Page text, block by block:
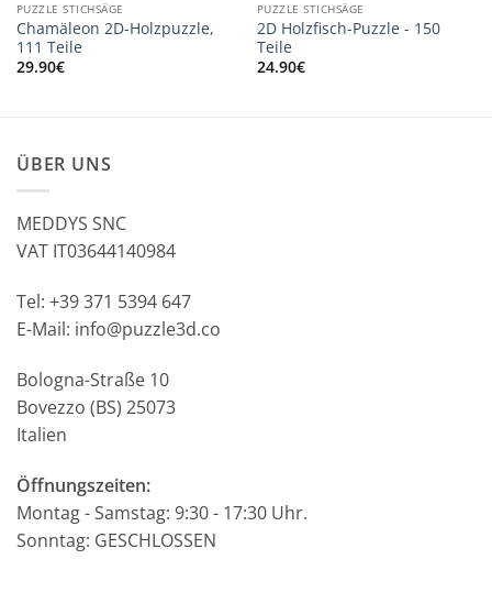
PUZZLE STICHSÄGE
Chamäleon 2D-Holzpuzzle,
111 Teile
29.90€
PUZZLE STICHSÄGE
2D Holzfisch-Puzzle - 150
Teile
24.90€
ÜBER UNS
MEDDYS SNC
VAT IT03644140984
Tel: +39 371 5394 647
E-Mail: info@puzzle3d.co
Bologna-Straße 10
Bovezzo (BS) 25073
Italien
Öffnungszeiten:
Montag - Samstag: 9:30 - 17:30 Uhr.
Sonntag: GESCHLOSSEN